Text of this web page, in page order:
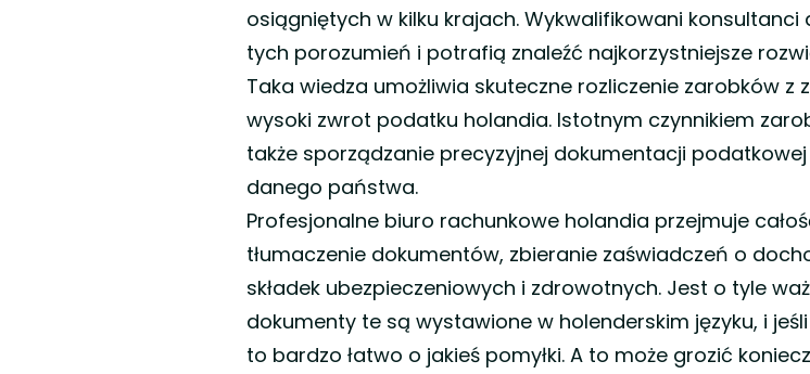
osiągniętych w kilku krajach. Wykwalifikowani konsultanci
tych porozumień i potrafią znaleźć najkorzystniejsze
Taka wiedza umożliwia skuteczne rozliczenie zarobków z
wysoki zwrot podatku holandia. Istotnym czynnikiem
także sporządzanie precyzyjnej dokumentacji
danego państwa.
Profesjonalne biuro rachunkowe holandia przejmuje
tłumaczenie dokumentów, zbieranie zaświadczeń o
składek ubezpieczeniowych i zdrowotnych. Jest o tyle
dokumenty te są wystawione w holenderskim języku, i
to bardzo łatwo o jakieś pomyłki. A to może grozić